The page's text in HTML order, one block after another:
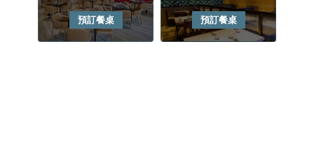
預訂餐桌 預訂餐桌